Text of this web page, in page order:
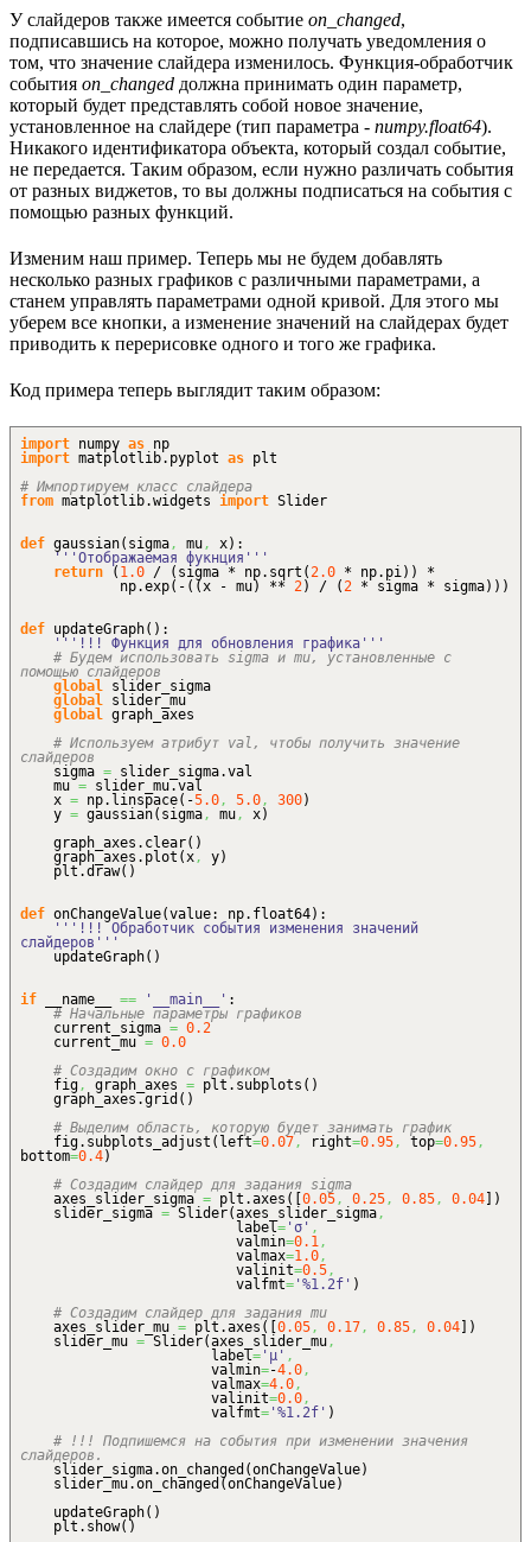
У слайдеров также имеется событие on_changed,
подписавшись на которое, можно получать уведомления о
том, что значение слайдера изменилось. Функция-обработчик
события on_changed должна принимать один параметр,
который будет представлять собой новое значение,
установленное на слайдере (тип параметра - numpy.float64).
Никакого идентификатора объекта, который создал событие,
не передается. Таким образом, если нужно различать события
от разных виджетов, то вы должны подписаться на события с
помощью разных функций.
Изменим наш пример. Теперь мы не будем добавлять
несколько разных графиков с различными параметрами, а
станем управлять параметрами одной кривой. Для этого мы
уберем все кнопки, а изменение значений на слайдерах будет
приводить к перерисовке одного и того же графика.
Код примера теперь выглядит таким образом:
import numpy as np
import matplotlib. pyplot as plt
# Импортируем класс слайдера
from matplotlib.widgets import Slider
def gaussian( sigma, mu, x) :
'''Отображаемая фукнция'''
return
( 1.0 / ( sigma * np. sqrt (2.0 * np. pi) )
*
np.exp( - ( (x - mu) ** 2) / (2 * sigma * sigma) ) )
def updateGraph( ) :
'''!!! Функция для обновления графика'''
# Будем использовать sigma и mu, установленные с
помощью слайдеров
global slider_sigma
global slider_mu
global graph_axes
# Используем атрибут val, чтобы получить значение
слайдеров
sigma = slider_sigma.val
mu = slider_mu.val
x = np. linspace( -5.0, 5.0, 300)
y = gaussian( sigma, mu, x)
graph_axes. clear( )
graph_axes. plot (x, y)
plt.draw( )
def onChangeValue(value: np. float64) :
'''!!! Обработчик события изменения значений
слайдеров'''
updateGraph( )
if __name__ == '__main__' :
# Начальные параметры графиков
current_sigma = 0.2
current_mu = 0.0
# Создадим окно с графиком
fig, graph_axes = plt. subplots ( )
graph_axes.grid ( )
# Выделим область, которую будет занимать график
fig. subplots_adjust ( left=0.07, right=0.95, top=0.95,
bottom=0.4)
# Создадим слайдер для задания sigma
axes_slider_sigma = plt.axes ( 0.05, 0.25, 0.85, 0.04
)
slider_sigma = Slider(axes_slider_sigma,
label= 'σ' ,
valmin=0.1,
valmax=1.0,
valinit=0.5,
valfmt= '%1.2f' )
# Создадим слайдер для задания mu
axes_slider_mu = plt.axes ( 0.05, 0.17, 0.85, 0.04
)
slider_mu = Slider(axes_slider_mu,
label= 'μ' ,
valmin=-4.0,
valmax=4.0,
valinit=0.0,
valfmt= '%1.2f' )
# !!! Подпишемся на события при изменении значения
слайдеров.
slider_sigma.on_changed (onChangeValue)
slider_mu.on_changed (onChangeValue)
updateGraph( )
plt. show( )